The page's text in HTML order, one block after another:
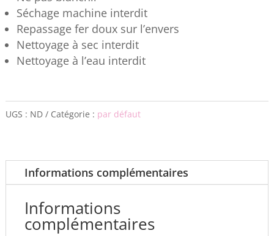
Séchage machine interdit
Repassage fer doux sur l’envers
Nettoyage à sec interdit
Nettoyage à l’eau interdit
UGS : ND Catégorie : par défaut
Informations complémentaires
Informations
complémentaires